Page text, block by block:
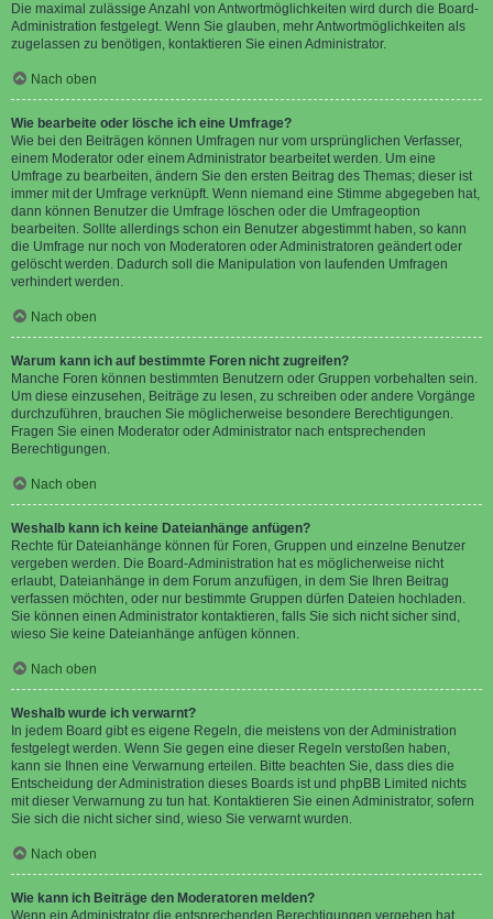
Die maximal zulässige Anzahl von Antwortmöglichkeiten wird durch die Board-
Administration festgelegt. Wenn Sie glauben, mehr Antwortmöglichkeiten als
zugelassen zu benötigen, kontaktieren Sie einen Administrator.
Nach oben
Wie bearbeite oder lösche ich eine Umfrage?
Wie bei den Beiträgen können Umfragen nur vom ursprünglichen Verfasser,
einem Moderator oder einem Administrator bearbeitet werden. Um eine
Umfrage zu bearbeiten, ändern Sie den ersten Beitrag des Themas; dieser ist
immer mit der Umfrage verknüpft. Wenn niemand eine Stimme abgegeben hat,
dann können Benutzer die Umfrage löschen oder die Umfrageoption
bearbeiten. Sollte allerdings schon ein Benutzer abgestimmt haben, so kann
die Umfrage nur noch von Moderatoren oder Administratoren geändert oder
gelöscht werden. Dadurch soll die Manipulation von laufenden Umfragen
verhindert werden.
Nach oben
Warum kann ich auf bestimmte Foren nicht zugreifen?
Manche Foren können bestimmten Benutzern oder Gruppen vorbehalten sein.
Um diese einzusehen, Beiträge zu lesen, zu schreiben oder andere Vorgänge
durchzuführen, brauchen Sie möglicherweise besondere Berechtigungen.
Fragen Sie einen Moderator oder Administrator nach entsprechenden
Berechtigungen.
Nach oben
Weshalb kann ich keine Dateianhänge anfügen?
Rechte für Dateianhänge können für Foren, Gruppen und einzelne Benutzer
vergeben werden. Die Board-Administration hat es möglicherweise nicht
erlaubt, Dateianhänge in dem Forum anzufügen, in dem Sie Ihren Beitrag
verfassen möchten, oder nur bestimmte Gruppen dürfen Dateien hochladen.
Sie können einen Administrator kontaktieren, falls Sie sich nicht sicher sind,
wieso Sie keine Dateianhänge anfügen können.
Nach oben
Weshalb wurde ich verwarnt?
In jedem Board gibt es eigene Regeln, die meistens von der Administration
festgelegt werden. Wenn Sie gegen eine dieser Regeln verstoßen haben,
kann sie Ihnen eine Verwarnung erteilen. Bitte beachten Sie, dass dies die
Entscheidung der Administration dieses Boards ist und phpBB Limited nichts
mit dieser Verwarnung zu tun hat. Kontaktieren Sie einen Administrator, sofern
Sie sich die nicht sicher sind, wieso Sie verwarnt wurden.
Nach oben
Wie kann ich Beiträge den Moderatoren melden?
Wenn ein Administrator die entsprechenden Berechtigungen vergeben hat,